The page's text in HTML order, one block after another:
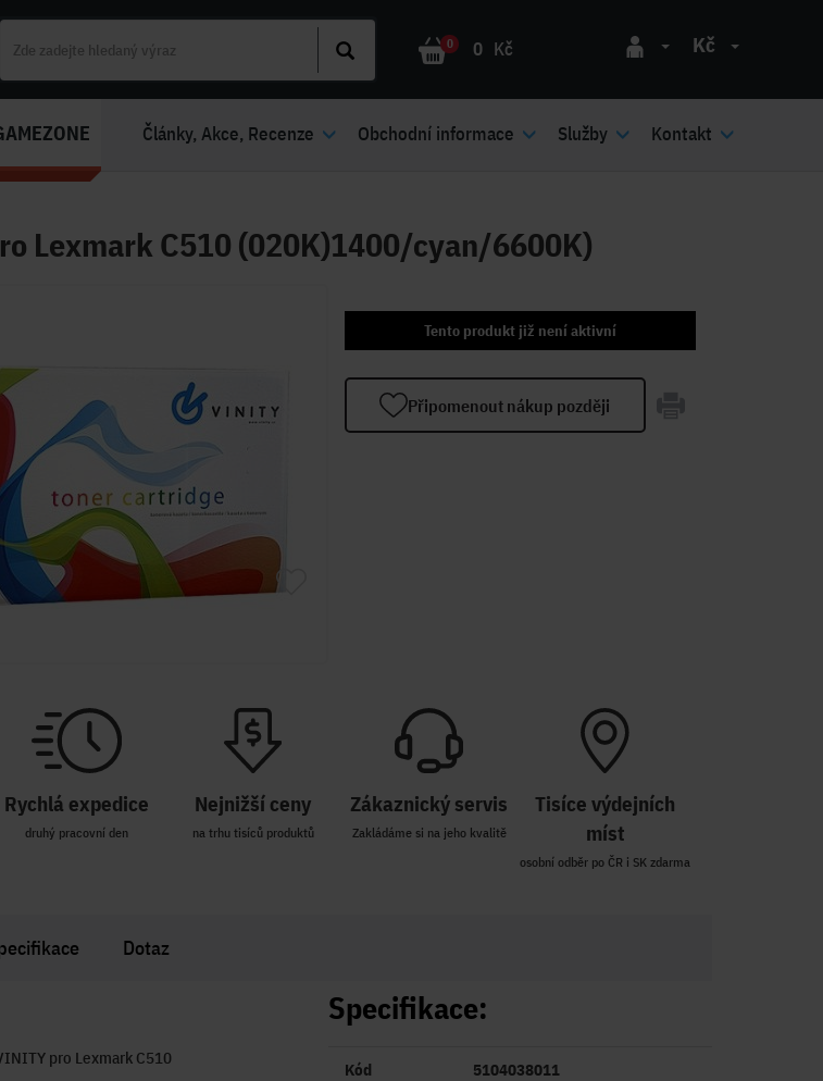
0 0 Kč Kč
Články, Akce, Recenze Obchodní informace Služby Kontakt
Lexmark C510 (020K)1400/cyan/6600K)
Tento produkt již není aktivní
Připomenout nákup později
Rychlá expedice
druhý pracovní den
Nejnižší ceny
na trhu tisíců produktů
Zákaznický servis
Zakládáme si na jeho kvalitě
Tisíce výdejních
míst
osobní odběr po ČR i SK zdarma
Dotaz
pro Lexmark C510
Specifikace:
Kód
5104038011